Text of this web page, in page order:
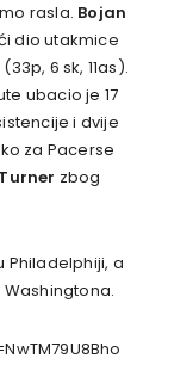
rasla. Bojan
dio utakmice
(33p, 6 sk, 11as).
ubacio je 17
i dvije
za Pacerse
zbog
Philadelphiji, a